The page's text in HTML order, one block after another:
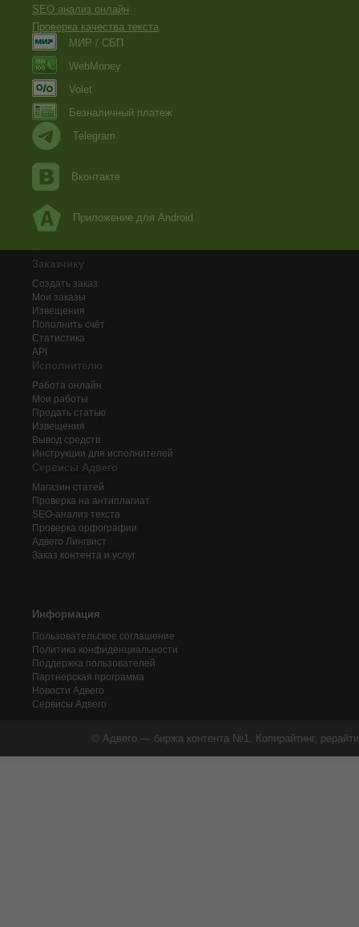
SEO анализ онлайн
Проверка качества текста
МИР / СБП
WebMoney
Volet
Безналичный платеж
Telegram
Вконтакте
Приложение для Android
Заказчику
Создать заказ
Мои заказы
Извещения
Пополнить счёт
Статистика
API
Исполнителю
Работа онлайн
Мои работы
Продать статью
Извещения
Вывод средств
Инструкции для исполнителей
Сервисы Адвего
Магазин статей
Проверка на антиплагиат
SEO-анализ текста
Проверка орфографии
Адвего Лингвист
Заказ контента и услуг
Информация
Пользовательское соглашение
Политика конфиденциальности
Поддержка пользователей
Партнерская программа
Новости Адвего
Сервисы Адвего
© Адвего — биржа контента №1. Копирайтинг,